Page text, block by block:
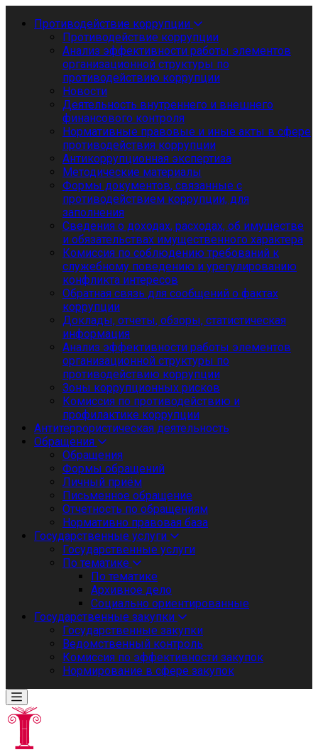
Противодействие коррупции
Противодействие коррупции
Анализ эффективности работы элементов
организационной структуры по
противодействию коррупции
Новости
Деятельность внутреннего и внешнего
финансового контроля
Нормативные правовые и иные акты в сфере
противодействия коррупции
Антикоррупционная экспертиза
Методические материалы
Формы документов, связанные с
противодействием коррупции, для
заполнения
Сведения о доходах, расходах, об имуществе
и обязательствах имущественного характера
Комиссия по соблюдению требований к
служебному поведению и урегулированию
конфликта интересов
Обратная связь для сообщений о фактах
коррупции
Доклады, отчеты, обзоры, статистическая
информация
Анализ эффективности работы элементов
организационной структуры по
противодействию коррупции
Зоны коррупционных рисков
Комиссия по противодействию и
профилактике коррупции
Антитеррористическая деятельность
Обращения
Обращения
Формы обращений
Личный приём
Письменное обращение
Отчетность по обращениям
Нормативно правовая база
Государственные услуги
Государственные услуги
По тематике
По тематике
Архивное дело
Социально ориентированные
Государственные закупки
Государственные закупки
Ведомственный контроль
Комиссия по эффективности закупок
Нормирование в сфере закупок